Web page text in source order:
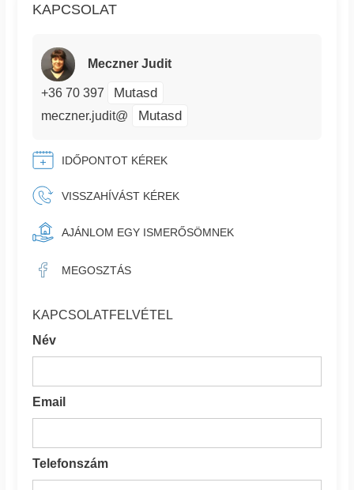
KAPCSOLAT
Meczner Judit
+36 70 397 Mutasd
meczner.judit@ Mutasd
IDŐPONTOT KÉREK
VISSZAHÍVÁST KÉREK
AJÁNLOM EGY ISMERŐSÖMNEK
MEGOSZTÁS
KAPCSOLATFELVÉTEL
Név
Email
Telefonszám